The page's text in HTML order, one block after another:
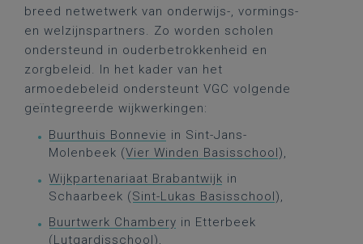
breed netwetwerk van onderwijs-, vormings-
en welzijnspartners. Zo worden scholen
ondersteund in ouderbetrokkenheid en
zorgbeleid. In het kader van het
armoedebeleid ondersteunt VGC volgende
geïntegreerde wijkwerkingen:
Buurthuis Bonnevie in Sint-Jans-
Molenbeek (Vier Winden Basisschool),
Wijkpartenariaat Brabantwijk in
Schaarbeek (Sint-Lukas Basisschool),
Buurtwerk Chambery in Etterbeek
(Lutgardisschool),